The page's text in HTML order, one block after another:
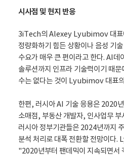
시사점 및 현지 반응
3iTech의 Alexey Lyubimov 대표
정량화하기 힘든 상황이나 음성 기
수요가 매우 큰 편이라고 한다. AI데
솔루션까지 인프라 기술력이기 때
수는 없다는 것이 Lyubimov 대표
한편, 러시아 AI 기술 응용은 2020
소매점, 부동산 개발자, 인사업무 부
러시아 정부기관들은 2024년까지
분석 처리로 대폭 전환할 전망이다
"2020년부터 팬데믹이 지속되면서